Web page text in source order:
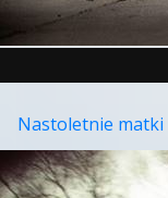
Nastoletnie matki